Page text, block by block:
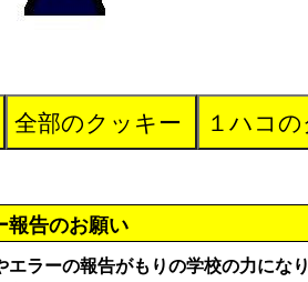
報告のお願い
エラーの報告がもりの学校の力になり